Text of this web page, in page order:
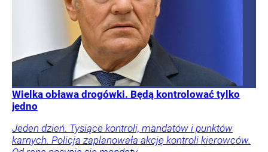
Wielka obława drogówki. Będą kontrolować tylko
jedno
Jeden dzień. Tysiące kontroli, mandatów i punktów
karnych. Policja zaplanowała akcję kontroli kierowców.